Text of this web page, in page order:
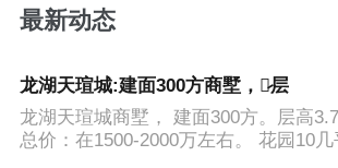
最新动态
龙湖天瑄城:建面300方商墅，‮层一̷
龙湖天瑄城商墅， 建面300方。层高3.7米， 层一一户
总价：在1500-2000万左右。 花园10几平个方～100平